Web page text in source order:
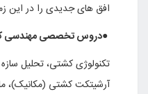
افق های جدیدی را در این
●دروس تخصصی مهندسی
تکنولوژی کشتی، تحلیل
آرشیتکت کشتی (مکانیک)،